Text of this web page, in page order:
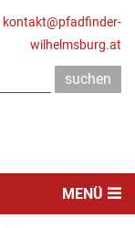
kontakt@pfadfinder-
wilhelmsburg.at
MENÜ